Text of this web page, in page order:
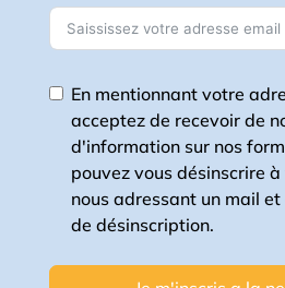
En mentionnant votre
acceptez de recevoir de
d'information sur nos
pouvez vous désinscrire
nous adressant un mail
de désinscription.